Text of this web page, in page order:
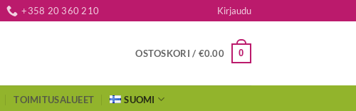
+358 20 360 210 Kirjaudu
OSTOSKORI / €0.00 0
TOIMITUSALUEET SUOMI